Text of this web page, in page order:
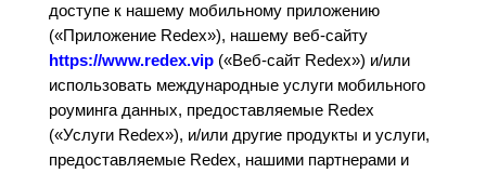
доступе к нашему мобильному приложению
(«Приложение Redex»), нашему веб-сайту
https://www.redex.vip(«Веб-сайт Redex») и/или
использовать международные услуги мобильного
роуминга данных, предоставляемые Redex
(«Услуги Redex»), и/или другие продукты и услуги,
предоставляемые Redex, нашими партнерами и